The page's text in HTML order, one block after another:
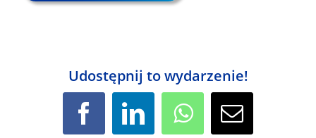
Udostępnij to wydarzenie!
LinkedIn WhatsAppEmail